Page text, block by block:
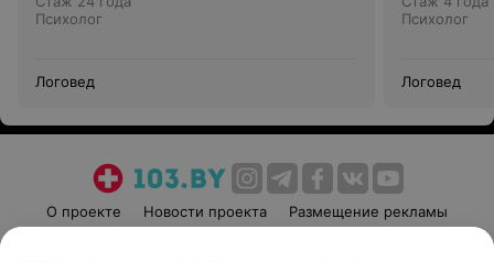
Психолог
Логовед
Психолог
Логовед
О проекте Новости проекта
Размещение рекламы